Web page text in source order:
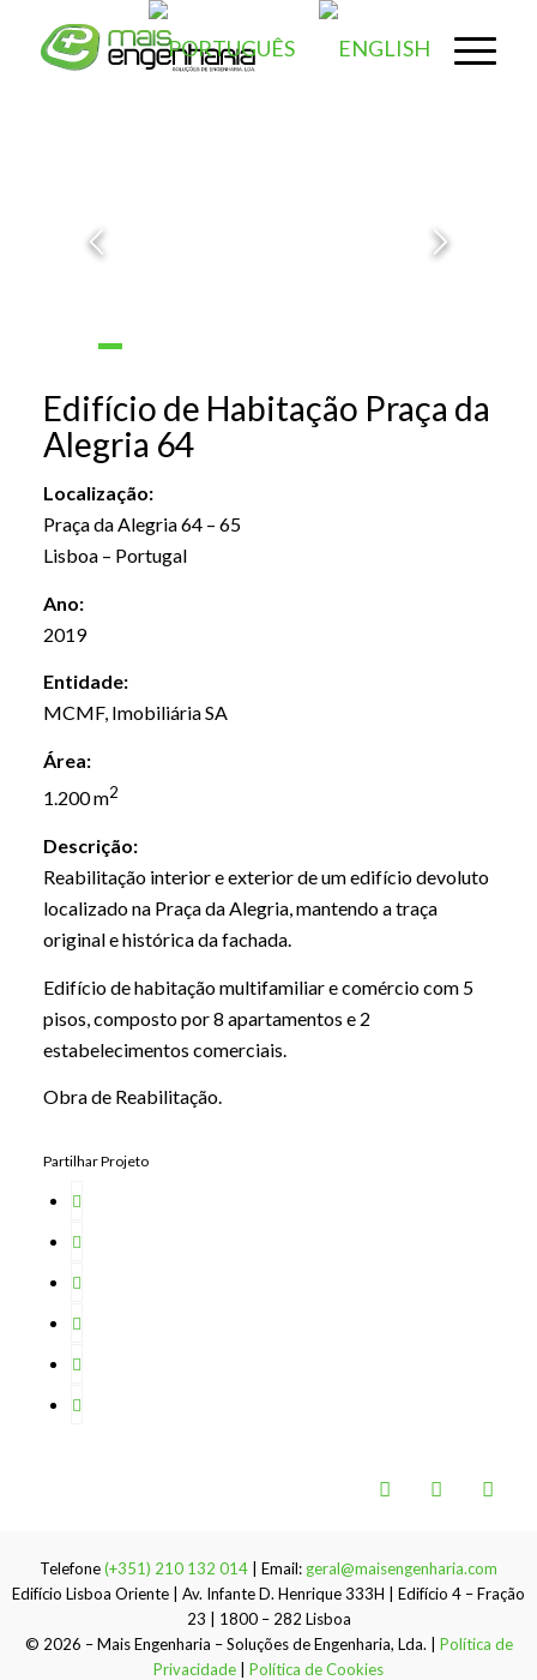
Edifício de Habitação Praça da
Alegria 64
Localização:
Praça da Alegria 64 – 65
Lisboa – Portugal
Ano:
2019
Entidade:
MCMF, Imobiliária SA
Área:
1.200 m2
Descrição:
Reabilitação interior e exterior de um edifício devoluto
localizado na Praça da Alegria, mantendo a traça
original e histórica da fachada.
Edifício de habitação multifamiliar e comércio com 5
pisos, composto por 8 apartamentos e 2
estabelecimentos comerciais.
Obra de Reabilitação.
Partilhar Projeto
Telefone(+351) 210 132 014 | Email: geral@maisengenharia.com
Edifício Lisboa Oriente | Av. Infante D. Henrique 333H | Edifício 4 – Fração
23 | 1800 – 282 Lisboa
© 2026 – Mais Engenharia – Soluções de Engenharia, Lda. | Política de
Privacidade
Política de Cookies